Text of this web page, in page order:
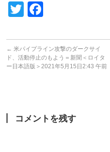
Twitter
← 米パイプライン攻撃のダークサイ
ド、活動停止のもよう＝新聞＜ロイタ
ー日本語版＞2021年5月15日2:43 午前
コメントを残す